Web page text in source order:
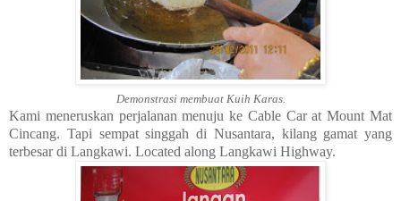
Demonstrasi membuat Kuih Karas.
Kami meneruskan perjalanan menuju ke Cable Car at Mount Mat
Cincang. Tapi sempat singgah di Nusantara, kilang gamat yang
terbesar di Langkawi. Located along Langkawi Highway.